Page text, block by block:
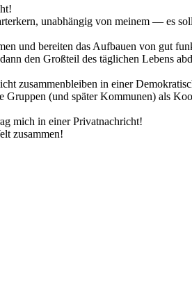
unabhängig von meinem — es
und bereiten das Aufbauen von gut
den Großteil des täglichen Lebens
zusammenbleiben in einer
(und später Kommunen) als
mich in einer Privatnachricht!
zusammen!